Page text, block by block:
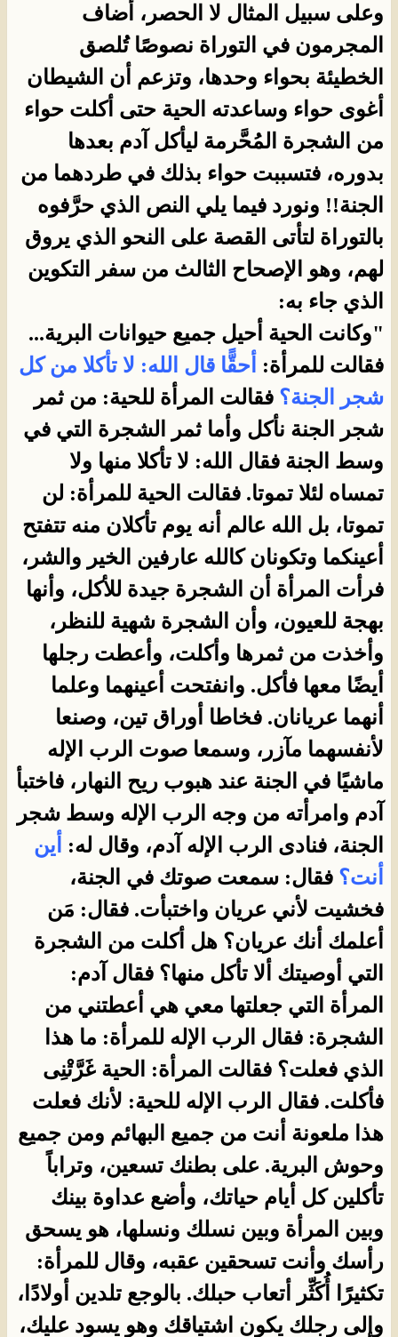
وعلى سبيل المثال لا الحصر، أضاف
المجرمون في التوراة نصوصًا تُلصق
الخطيئة بحواء وحدها، وتزعم أن الشيطان
أغوى حواء وساعدته الحية حتى أكلت حواء
من الشجرة المُحَّرمة ليأكل آدم بعدها
بدوره، فتسببت حواء بذلك في طردهما من
الجنة!! ونورد فيما يلي النص الذي حرَّفوه
بالتوراة لتأتى القصة على النحو الذي يروق
لهم، وهو الإصحاح الثالث من سفر التكوين
الذي جاء به:
"وكانت الحية أحيل جميع حيوانات البرية...
فقالت للمرأة:
أحقًّا قال الله: لا تأكلا من كل
شجر الجنة؟ فقالت المرأة للحية: من ثمر
شجر الجنة نأكل وأما ثمر الشجرة التي في
وسط الجنة فقال الله: لا تأكلا منها ولا
تمساه لئلا تموتا. فقالت الحية للمرأة: لن
تموتا، بل الله عالم أنه يوم تأكلان منه تتفتح
أعينكما وتكونان كالله عارفين الخير والشر،
فرأت المرأة أن الشجرة جيدة للأكل، وأنها
بهجة للعيون، وأن الشجرة شهية للنظر،
وأخذت من ثمرها وأكلت، وأعطت رجلها
أيضًا معها فأكل. وانفتحت أعينهما وعلما
أنهما عريانان. فخاطا أوراق تين، وصنعا
لأنفسهما مآزر، وسمعا صوت الرب الإله
ماشيًا في الجنة عند هبوب ريح النهار، فاختبأ
آدم وامرأته من وجه الرب الإله وسط شجر
الجنة، فنادى الرب الإله آدم، وقال له:
أين
أنت؟ فقال: سمعت صوتك في الجنة،
فخشيت لأني عريان واختبأت. فقال: مَن
أعلمك أنك عريان؟ هل أكلت من الشجرة
التي أوصيتك ألا تأكل منها؟ فقال آدم:
المرأة التي جعلتها معي هي أعطتني من
الشجرة: فقال الرب الإله للمرأة: ما هذا
الذي فعلت؟ فقالت المرأة: الحية غَرَّتْنِى
فأكلت. فقال الرب الإله للحية: لأنك فعلت
هذا ملعونة أنت من جميع البهائم ومن جميع
وحوش البرية. على بطنك تسعين، وتراباً
تأكلين كل أيام حياتك، وأضع عداوة بينك
وبين المرأة وبين نسلك ونسلها، هو يسحق
رأسك وأنت تسحقين عقبه، وقال للمرأة:
تكثيرًا أُكَثِّر أتعاب حبلك. بالوجع تلدين أولادًا،
وإلى رجلك يكون اشتياقك وهو يسود عليك،